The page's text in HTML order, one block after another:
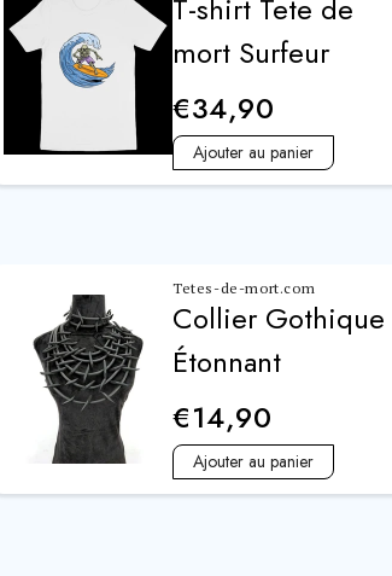
T-shirt Tete de
mort Surfeur
€34,90
Ajouter au panier
Tetes-de-mort.com
Collier Gothique
Étonnant
€14,90
Ajouter au panier